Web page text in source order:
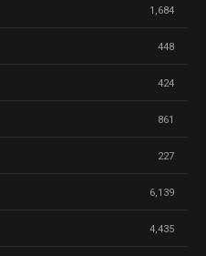
1,684
448
424
861
227
6,139
4,435